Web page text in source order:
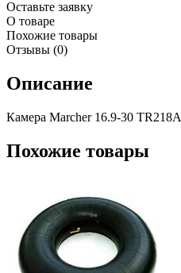
Оставьте заявку
О товаре
Похожие товары
Отзывы (0)
Описание
Камера Marcher 16.9-30 TR218A
Похожие товары